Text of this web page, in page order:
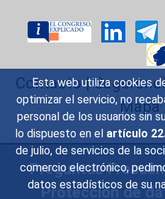
Esta web utiliza cookies
optimizar el servicio, no
personal de los usuarios sin
lo dispuesto en el artículo
de julio, de servicios de la
comercio electrónico,
datos estadísticos de su
Contacto|
Mapa
Preguntas
Protección de